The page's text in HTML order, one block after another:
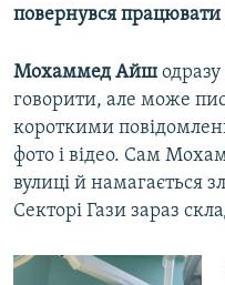
повернувся працювати
Мохаммед Айш
говорити, але може
короткими
фото і відео. Сам
вулиці й намагається
Секторі Гази зараз